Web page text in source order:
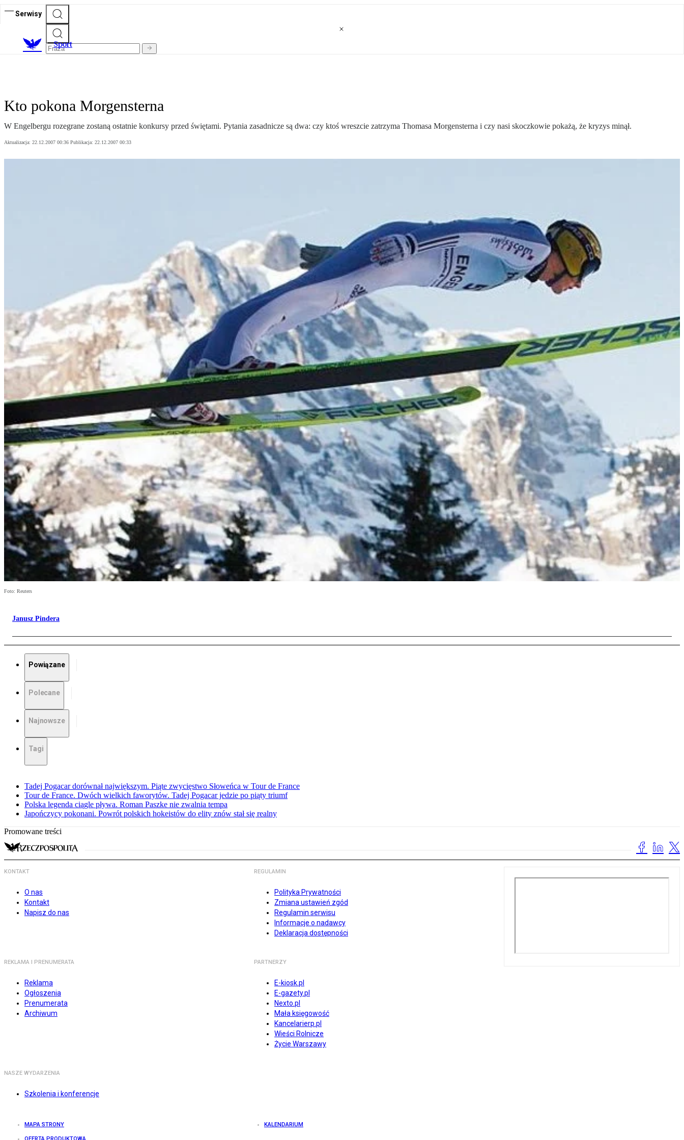
Serwisy
Sport
Kto pokona Morgensterna
W Engelbergu rozegrane zostaną ostatnie konkursy przed świętami. Pytania zasadnicze są dwa: czy ktoś wreszcie zatrzyma Thomasa Morgensterna i czy nasi skoczkowie pokażą, że kryzys minął.
Aktualizacja: 22.12.2007 00:36 Publikacja: 22.12.2007 00:33
Foto: Reuters
Janusz Pindera
Powiązane
Polecane
Najnowsze
Tagi
Tadej Pogacar dorównał największym. Piąte zwycięstwo Słoweńca w Tour de France
Tour de France. Dwóch wielkich faworytów. Tadej Pogacar jedzie po piąty triumf
Polska legenda ciągle pływa. Roman Paszke nie zwalnia tempa
Japończycy pokonani. Powrót polskich hokeistów do elity znów stał się realny
Promowane treści
KONTAKT
O nas
Kontakt
Napisz do nas
REGULAMIN
Polityka Prywatności
Zmiana ustawień zgód
Regulamin serwisu
Informacje o nadawcy
Deklaracja dostępności
REKLAMA I PRENUMERATA
Reklama
Ogłoszenia
Prenumerata
Archiwum
PARTNERZY
E-kiosk.pl
E-gazety.pl
Nexto.pl
Mała księgowość
Kancelarierp.pl
Wieści Rolnicze
Życie Warszawy
NASZE WYDARZENIA
Szkolenia i konferencje
MAPA STRONY KALENDARIUM